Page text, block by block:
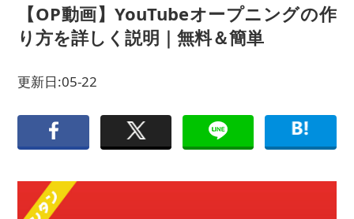
【OP動画】YouTubeオープニングの作
り方を詳しく説明｜無料＆簡単
更新日:05-22